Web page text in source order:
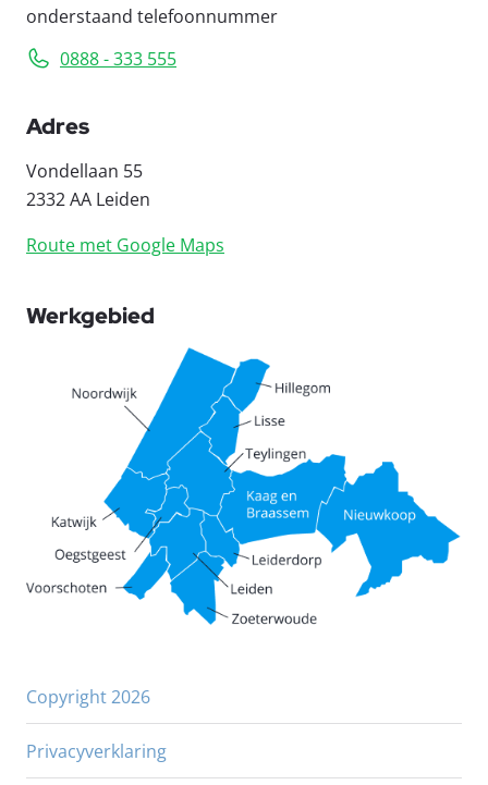
onderstaand telefoonnummer
0888 - 333 555
Adres
Vondellaan 55
2332 AA Leiden
Route met Google Maps
Werkgebied
Copyright 2026
Privacyverklaring